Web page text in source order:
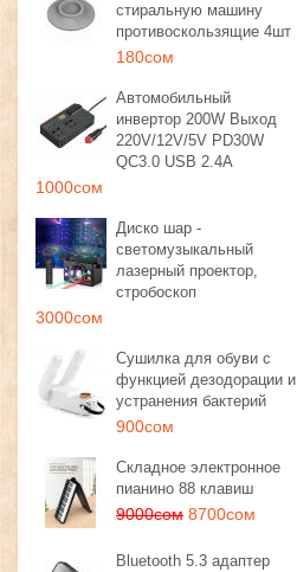
стиральную машину
противоскользящие 4шт
180сом
Автомобильный
инвертор 200W Выход
220V/12V/5V PD30W
QC3.0 USB 2.4A
1000сом
Диско шар -
светомузыкальный
лазерный проектор,
стробоскоп
3000сом
Сушилка для обуви с
функцией дезодорации и
устранения бактерий
900сом
Складное электронное
пианино 88 клавиш
9000сом 8700сом
Bluetooth 5.3 адаптер